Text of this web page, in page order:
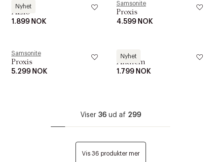
Nyhet
Airbox
AZ18
1.899 NOK
Samsonite
Proxis
4.599 NOK
Samsonite
Proxis
5.299 NOK
Nyhet
EPIC
Anthem
1.799 NOK
Viser 36ud af 299
Vis 36 produkter mer